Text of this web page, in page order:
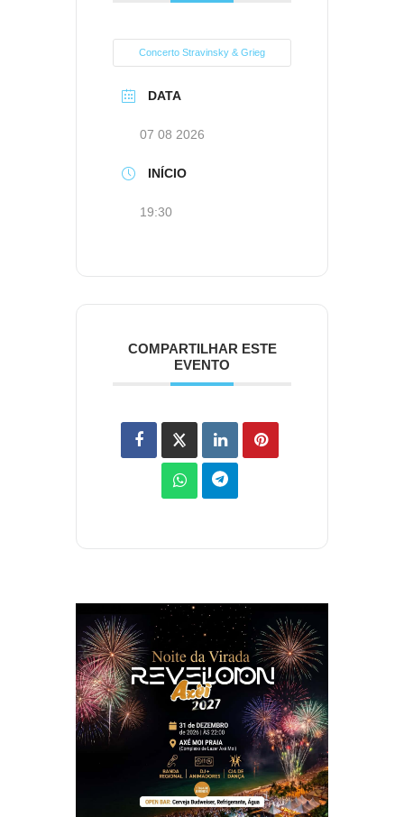
Concerto Stravinsky & Grieg
DATA
07 08 2026
INÍCIO
19:30
COMPARTILHAR ESTE
EVENTO